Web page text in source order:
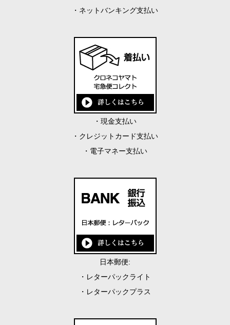
・ネットバンキング支払い
・現金支払い
・クレジットカード支払い
・電子マネー支払い
日本郵便:
・レターパックライト
・レターパックプラス